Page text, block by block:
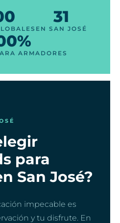
31
EN SAN JOSÉ
ARMADORES
para
San José?
impecable es
y tu disfrute. En